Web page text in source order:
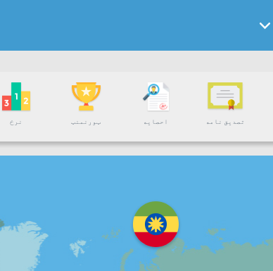
تصدیق نامه احصایه ټورنمنټ نرخ